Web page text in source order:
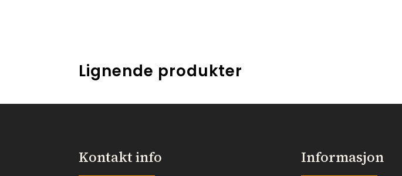
Lignende produkter
Kontakt info Informasjon